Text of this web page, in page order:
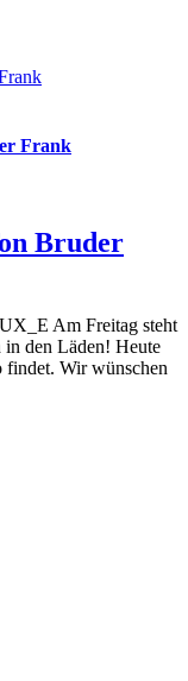
Frank
Bruder
Am Freitag steht
in den Läden! Heute
findet. Wir wünschen